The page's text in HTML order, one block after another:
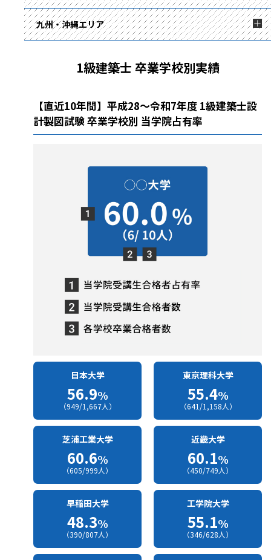
九州・沖縄エリア
1級建築士 卒業学校別実績
【直近10年間】平成28～令和7年度 1級建築士設
計製図試験 卒業学校別 当学院占有率
日本大学
56.9%
（949/1,667人）
東京理科大学
55.4%
（641/1,158人）
芝浦工業大学
60.6%
（605/999人）
近畿大学
60.1%
（450/749人）
早稲田大学
48.3%
（390/807人）
工学院大学
55.1%
（346/628人）